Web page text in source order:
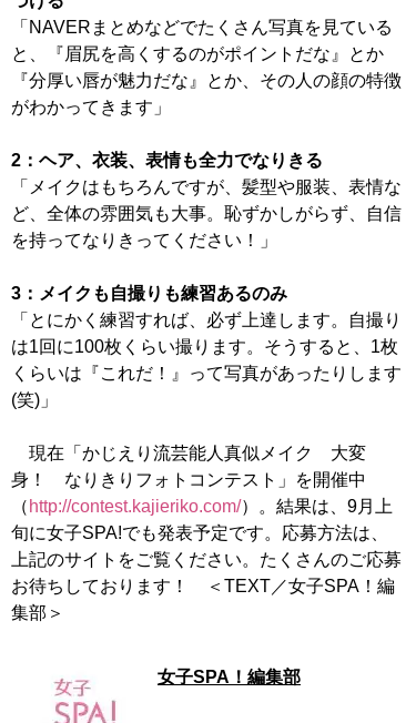
「NAVERまとめなどでたくさん写真を見ている
と、『眉尻を高くするのがポイントだな』とか
『分厚い唇が魅力だな』とか、その人の顔の特徴
がわかってきます」
2：ヘア、衣装、表情も全力でなりきる
「メイクはもちろんですが、髪型や服装、表情な
ど、全体の雰囲気も大事。恥ずかしがらず、自信
を持ってなりきってください！」
3：メイクも自撮りも練習あるのみ
「とにかく練習すれば、必ず上達します。自撮り
は1回に100枚くらい撮ります。そうすると、1枚
くらいは『これだ！』って写真があったりします
(笑)」
現在「かじえり流芸能人真似メイク 大変
身！ なりきりフォトコンテスト」を開催中
（ http://contest.kajieriko.com/）。結果は、9月上
旬に女子SPA!でも発表予定です。応募方法は、
上記のサイトをご覧ください。たくさんのご応募
お待ちしております！ ＜TEXT／女子SPA！編
集部＞
女子SPA！編集部